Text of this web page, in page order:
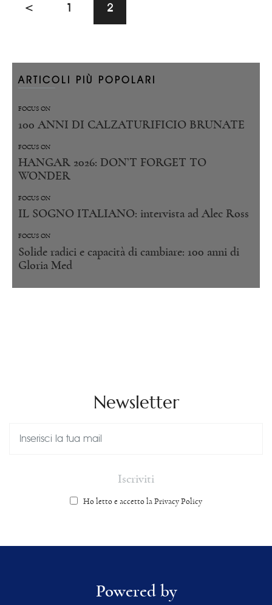
< 1 2
ARTICOLI PIÙ POPOLARI
FOCUS ON
100 ANNI DI CALZATURIFICIO BRUNATE
FOCUS ON
HANGAR 2026: DON’T FORGET TO
WONDER
FOCUS ON
IL SOGNO ITALIANO: intervista ad Alec Ross
FOCUS ON
Solide radici e capacità di cambiare: 100 anni di
Gloria Med
Newsletter
Ho letto e accetto la Privacy Policy
Powered by